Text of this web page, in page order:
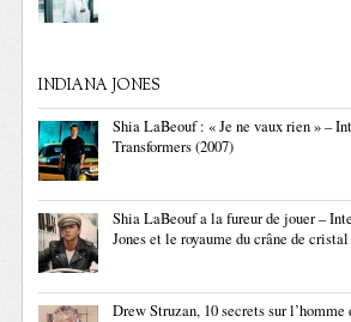
INDIANA JONES
Shia LaBeouf : « Je ne vaux rien » –
Transformers (2007)
Shia LaBeouf a la fureur de jouer –
Jones et le royaume du crâne de cristal
Drew Struzan, 10 secrets sur l’homme